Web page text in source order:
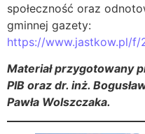
społeczność oraz
gminnej gazety:
https://www.jastkow.pl/f/
Materiał przygotowany
PIB oraz dr. inż.
Pawła Wolszczaka.